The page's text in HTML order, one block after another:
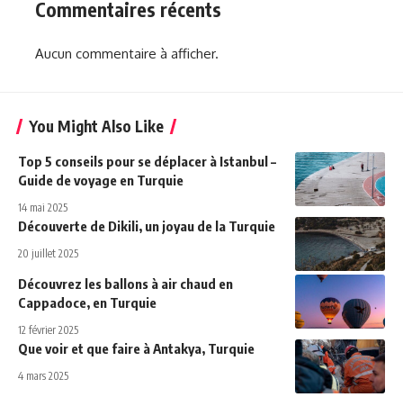
Commentaires récents
Aucun commentaire à afficher.
You Might Also Like
Top 5 conseils pour se déplacer à Istanbul –
Guide de voyage en Turquie
14 mai 2025
Découverte de Dikili, un joyau de la Turquie
20 juillet 2025
Découvrez les ballons à air chaud en
Cappadoce, en Turquie
12 février 2025
Que voir et que faire à Antakya, Turquie
4 mars 2025